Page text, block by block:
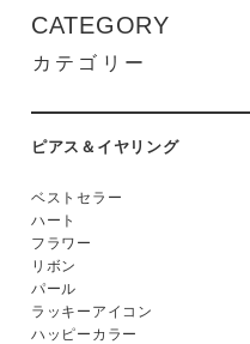
CATEGORY
カテゴリー
ピアス＆イヤリング
ベストセラー
ハート
フラワー
リボン
パール
ラッキーアイコン
ハッピーカラー